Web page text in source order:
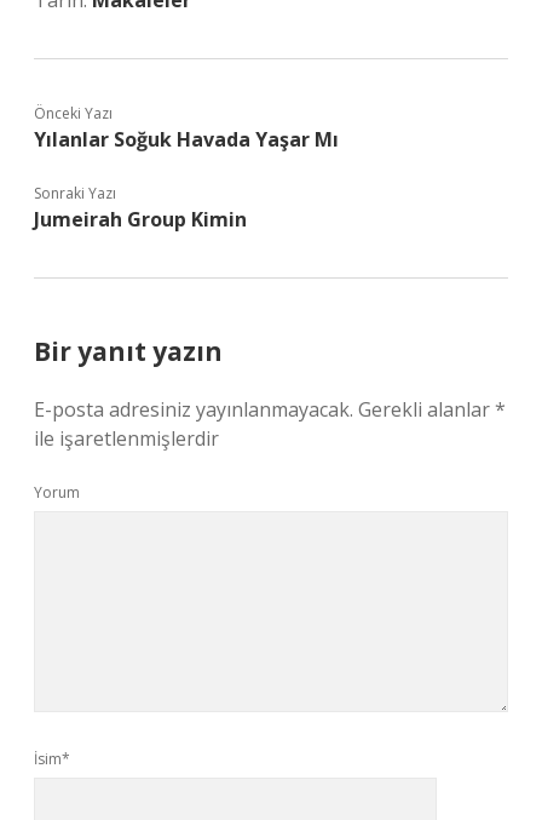
Önceki Yazı
Yılanlar Soğuk Havada Yaşar Mı
Sonraki Yazı
Jumeirah Group Kimin
Bir yanıt yazın
E-posta adresiniz yayınlanmayacak. Gerekli alanlar*
ile işaretlenmişlerdir
Yorum
İsim*